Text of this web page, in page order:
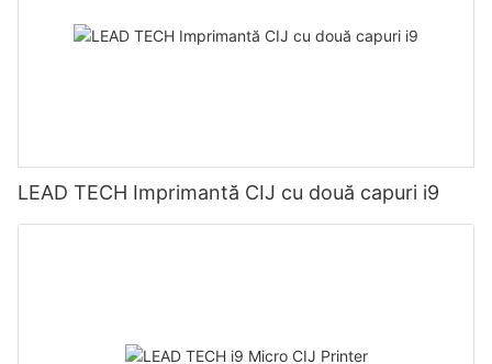
LEAD TECH Imprimantă CIJ cu două capuri i9